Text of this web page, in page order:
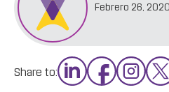
Febrero 26, 2020
Share to: